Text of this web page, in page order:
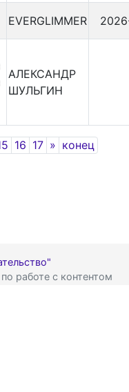
EVERGLIMMER
АЛЕКСАНДР
ШУЛЬГИН
16 17 » Next
конец
работе с контентом